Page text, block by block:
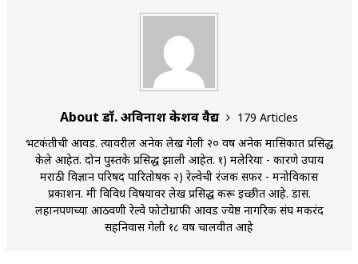
About डॉ. अविनाश केशव वैद्य
179 Articles
भटकंतीची आवड. त्यावरील अनेक लेख गेली २० वर्षे अनेक मासिकात प्रसिद्ध
केले आहेत. दोन पुस्तके प्रसिद्ध झाली आहेत. १) मलेरिया - कारणे उपाय
मराठी विज्ञान परिषद पारितोषक २) रेल्वेची रंजक सफर - मनोविकास
प्रकाशन. मी विविध विषयावर लेख प्रसिद्ध करू इच्छीत आहे. डास.
लहानपणच्या आठवणी रेल्वे फोटोग्राफी आवड ज्येष्ठ नागरिक संघ मकरंद
सहनिवास गेली १८ वर्षे चालवीत आहे